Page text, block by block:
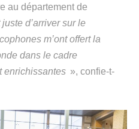
au département de
d’arriver sur le
m’ont offert la
dans le cadre
enrichissantes », confie-t-